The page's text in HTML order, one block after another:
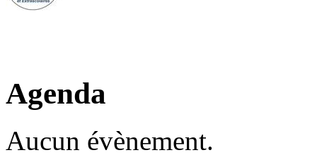
Agenda
Aucun évènement.